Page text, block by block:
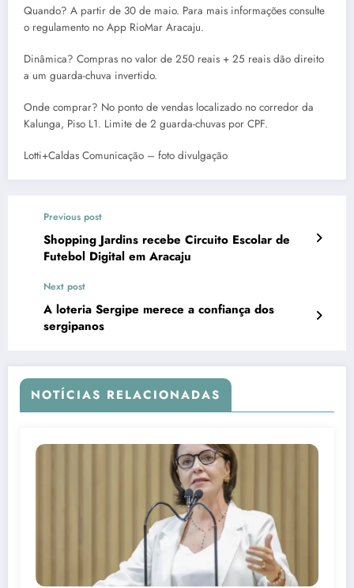
Quando? A partir de 30 de maio. Para mais informações consulte
o regulamento no App RioMar Aracaju.
Dinâmica? Compras no valor de 250 reais + 25 reais dão direito
a um guarda-chuva invertido.
Onde comprar? No ponto de vendas localizado no corredor da
Kalunga, Piso L1. Limite de 2 guarda-chuvas por CPF.
Lotti+Caldas Comunicação – foto divulgação
Previous post
Shopping Jardins recebe Circuito Escolar de
Futebol Digital em Aracaju
Next post
A loteria Sergipe merece a confiança dos
sergipanos
NOTÍCIAS RELACIONADAS